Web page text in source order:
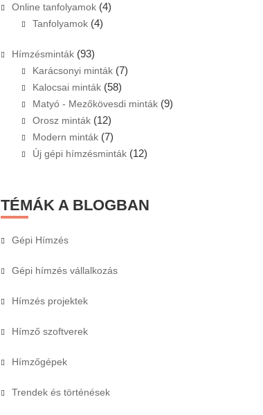
Online tanfolyamok (4)
Tanfolyamok (4)
Hímzésminták (93)
Karácsonyi minták (7)
Kalocsai minták (58)
Matyó - Mezőkövesdi minták (9)
Orosz minták (12)
Modern minták (7)
Új gépi hímzésminták (12)
TÉMÁK A BLOGBAN
Gépi Hímzés
Gépi hímzés vállalkozás
Hímzés projektek
Hímző szoftverek
Hímzőgépek
Trendek és történések